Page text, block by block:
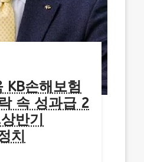
KB손해보험
속 성과급 2
반기
치